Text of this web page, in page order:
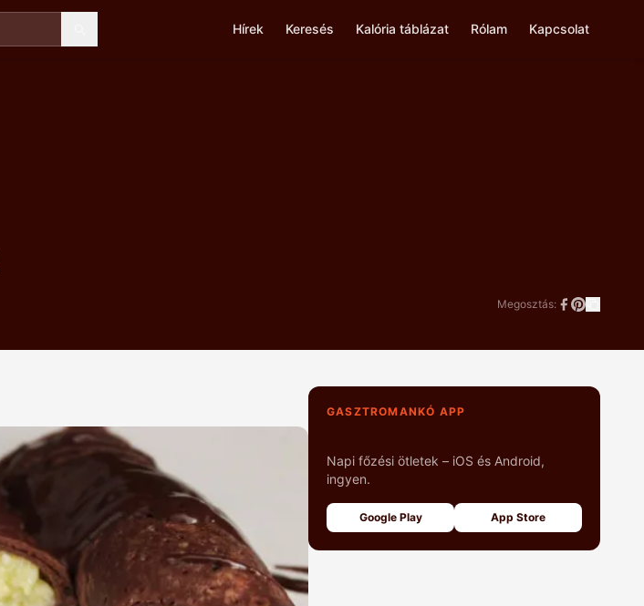
Hírek Keresés Kalória táblázat Rólam Kapcsolat
Megosztás:
GASZTROMANKÓ APP
Napi főzési ötletek – iOS és Android,
ingyen.
Google Play App Store